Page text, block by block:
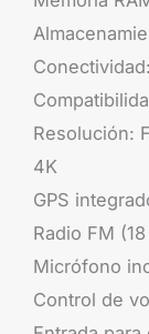
Resolución:
4K
GPS
Radio FM
Micrófono
Control de